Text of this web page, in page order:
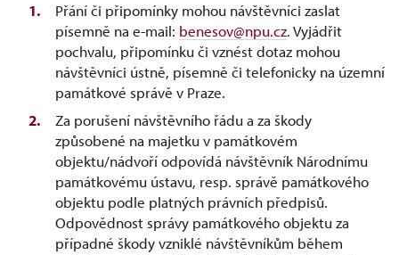
Přání či připomínky mohou návštěvníci zaslat
písemně na e-mail: benesov@npu.cz. Vyjádřit
pochvalu, připomínku či vznést dotaz mohou
návštěvníci ústně, písemně či telefonicky na územní
památkové správě v Praze.
Za porušení návštěvního řádu a za škody
způsobené na majetku v památkovém
objektu/nádvoří odpovídá návštěvník Národnímu
památkovému ústavu, resp. správě památkového
objektu podle platných právních předpisů.
Odpovědnost správy památkového objektu za
případné škody vzniklé návštěvníkům během